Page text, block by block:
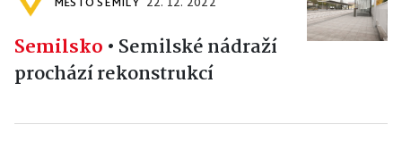
Semilsko • Semilské nádraží
prochází rekonstrukcí